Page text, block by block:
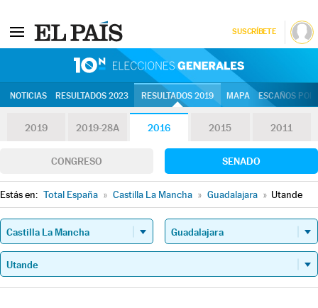
SUSCRÍBETE
NOTICIAS RESULTADOS 2023 RESULTADOS 2019 MAPA ESCAÑOS
2019 2019-28A 2016 2015 2011
CONGRESO SENADO
Estás en: Total España » Castilla La Mancha » Guadalajara » Utande